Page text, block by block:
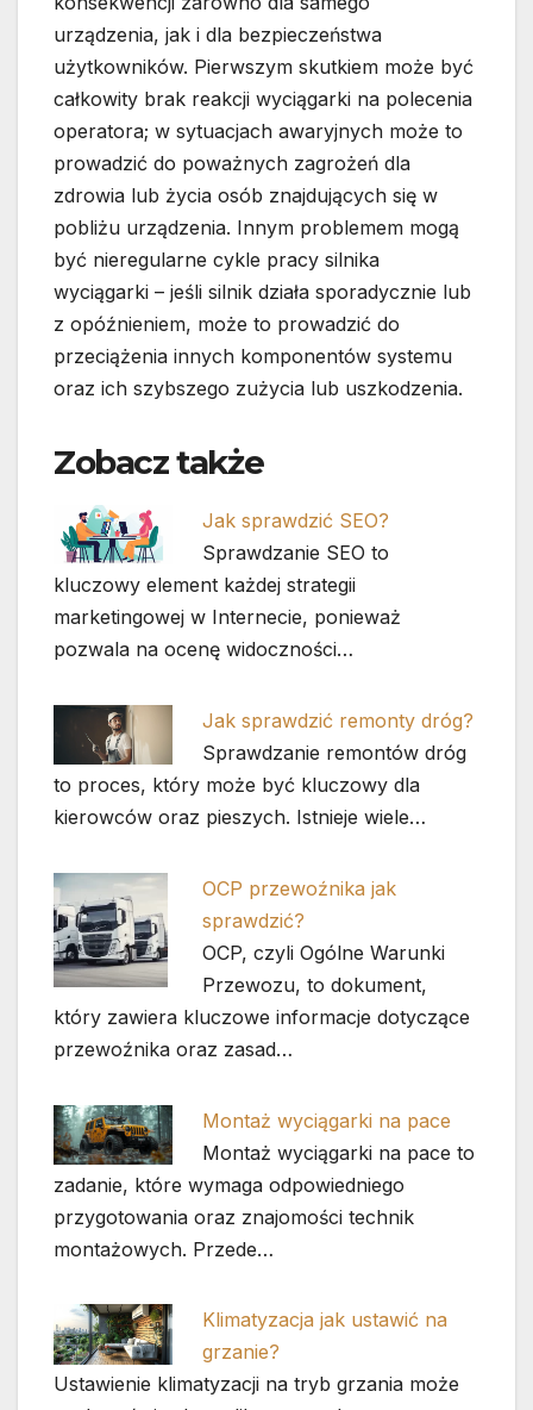
urządzenia, jak i dla bezpieczeństwa
użytkowników. Pierwszym skutkiem może być
całkowity brak reakcji wyciągarki na polecenia
operatora; w sytuacjach awaryjnych może to
prowadzić do poważnych zagrożeń dla
zdrowia lub życia osób znajdujących się w
pobliżu urządzenia. Innym problemem mogą
być nieregularne cykle pracy silnika
wyciągarki – jeśli silnik działa sporadycznie lub
z opóźnieniem, może to prowadzić do
przeciążenia innych komponentów systemu
oraz ich szybszego zużycia lub uszkodzenia.
Zobacz także
Jak sprawdzić SEO?
Sprawdzanie SEO to
kluczowy element każdej strategii
marketingowej w Internecie, ponieważ
pozwala na ocenę widoczności…
Jak sprawdzić remonty dróg?
Sprawdzanie remontów dróg
to proces, który może być kluczowy dla
kierowców oraz pieszych. Istnieje wiele…
OCP przewoźnika jak
sprawdzić?
OCP, czyli Ogólne Warunki
Przewozu, to dokument,
który zawiera kluczowe informacje dotyczące
przewoźnika oraz zasad…
Montaż wyciągarki na pace
Montaż wyciągarki na pace to
zadanie, które wymaga odpowiedniego
przygotowania oraz znajomości technik
montażowych. Przede…
Klimatyzacja jak ustawić na
grzanie?
Ustawienie klimatyzacji na tryb grzania może